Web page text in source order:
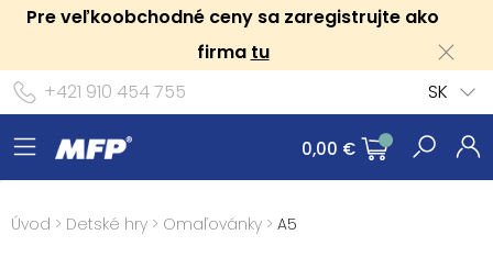
Pre veľkoobchodné ceny sa zaregistrujte ako
firma tu
+421 910 454 755
SK
0,00 €
Úvod > Detské hry > Omaľovánky > A5